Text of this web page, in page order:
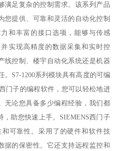
满足复杂的控制需求。该系列产品
您提供、可靠和灵活的自动化控制
和丰富的接口选项，能够与传感
实现高精度的数据采集和实时控
线控制、楼宇自动化系统还是机器
。S7-1200系列模块具有高度的可编
门子的编程软件，您可以轻松地进
无论您具备多少编程经验，我们都
助您快速上手。SIEMENS西门子
和可靠性。采用了的硬件和软件技
据的保密性。它还支持远程监控和